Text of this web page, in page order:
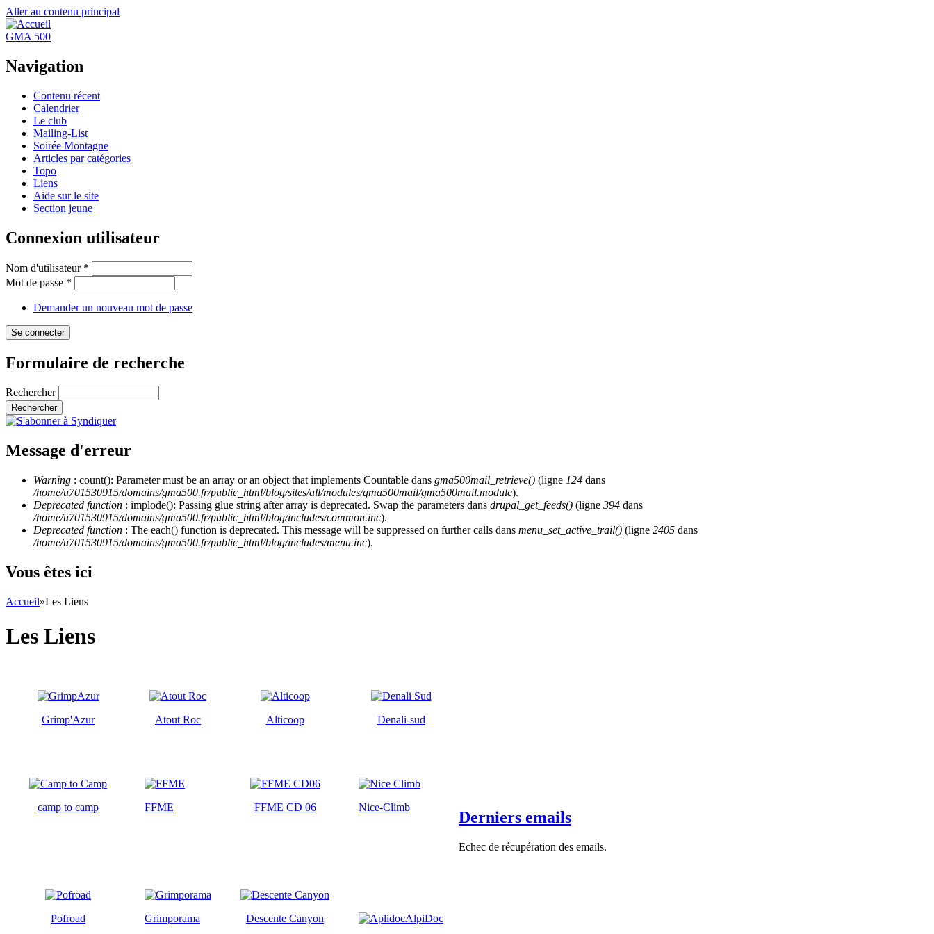
Aller au contenu principal
GMA 500
Navigation
Contenu récent
Calendrier
Le club
Mailing-List
Soirée Montagne
Articles par catégories
Topo
Liens
Aide sur le site
Section jeune
Connexion utilisateur
Nom d'utilisateur *
Mot de passe *
Demander un nouveau mot de passe
Formulaire de recherche
Rechercher
Message d'erreur
Warning : count(): Parameter must be an array or an object that implements Countable dans gma500mail_retrieve() (ligne 124 dans
/home/u701530915/domains/gma500.fr/public_html/blog/sites/all/modules/gma500mail/gma500mail.module).
Deprecated function : implode(): Passing glue string after array is deprecated. Swap the parameters dans drupal_get_feeds() (ligne 394 dans
/home/u701530915/domains/gma500.fr/public_html/blog/includes/common.inc).
Deprecated function : The each() function is deprecated. This message will be suppressed on further calls dans menu_set_active_trail() (ligne 2405 dans
/home/u701530915/domains/gma500.fr/public_html/blog/includes/menu.inc).
Vous êtes ici
Accueil»Les Liens
Les Liens
Grimp'Azur Atout Roc Alticoop Denali-sud
camp to camp FFME FFME CD 06 Nice-Climb
Pofroad Grimporama Descente Canyon AlpiDoc
Derniers emails
Echec de récupération des emails.